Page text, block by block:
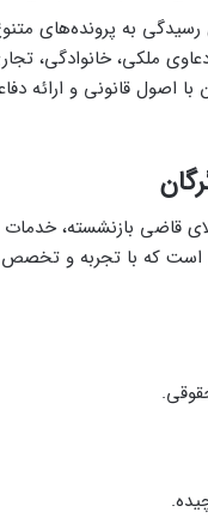
رسیدگی به پرونده‌های
ملکی، خانوادگی،
اصول قانونی و ارائه
قاضی بازنشسته،
که با تجربه و تخصص